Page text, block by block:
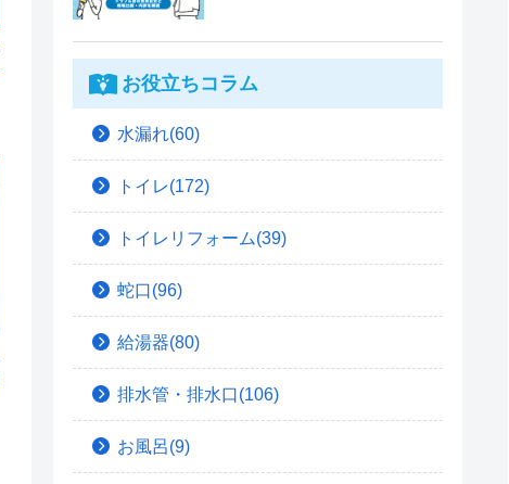
お役立ちコラム
水漏れ(60)
トイレ(172)
トイレリフォーム(39)
蛇口(96)
給湯器(80)
排水管・排水口(106)
お風呂(9)